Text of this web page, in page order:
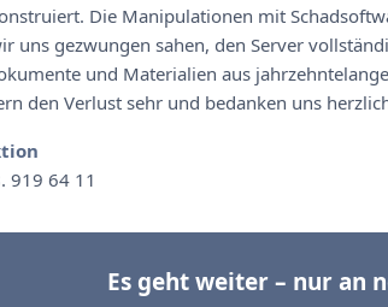
Die Manipulationen mit
uns gezwungen sahen, den Server
und Materialien aus
den Verlust sehr und bedanken uns
919 64 11
Es geht weiter – nur an